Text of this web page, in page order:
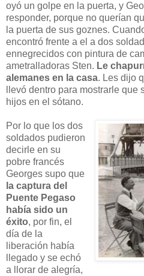
oyó un golpe en la puerta, y
responder, porque no querían
la puerta de sus goznes.
encontró frente a el a dos
ennegrecidos con pintura de
ametralladoras Sten. Le
alemanes en la casa. Les dijo
llevó dentro para mostrarle
hijos en el sótano.
Por lo que los dos
soldados pudieron
decirle en su
pobre francés
Georges supo que
la captura del
Puente Pegaso
había sido un
éxito, por fin, el
día de la
liberación había
llegado y se echó
a llorar de alegría,